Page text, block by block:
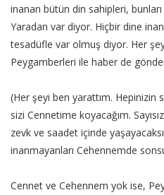
inanan bütün din sahipleri,
Yaradan var diyor. Hiçbir dine
tesadüfle var olmuş diyor. Her
Peygamberleri ile haber de
(Her şeyi ben yarattım. Hepinizin
sizi Cennetime koyacağım.
zevk ve saadet içinde
inanmayanları Cehennemde
Cennet ve Cehennem yok ise,